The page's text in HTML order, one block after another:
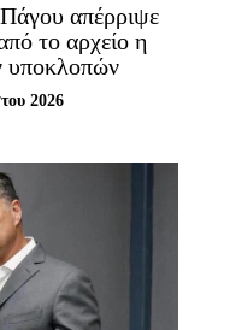
απέρριψε
το αρχείο η
υποκλοπών
2026